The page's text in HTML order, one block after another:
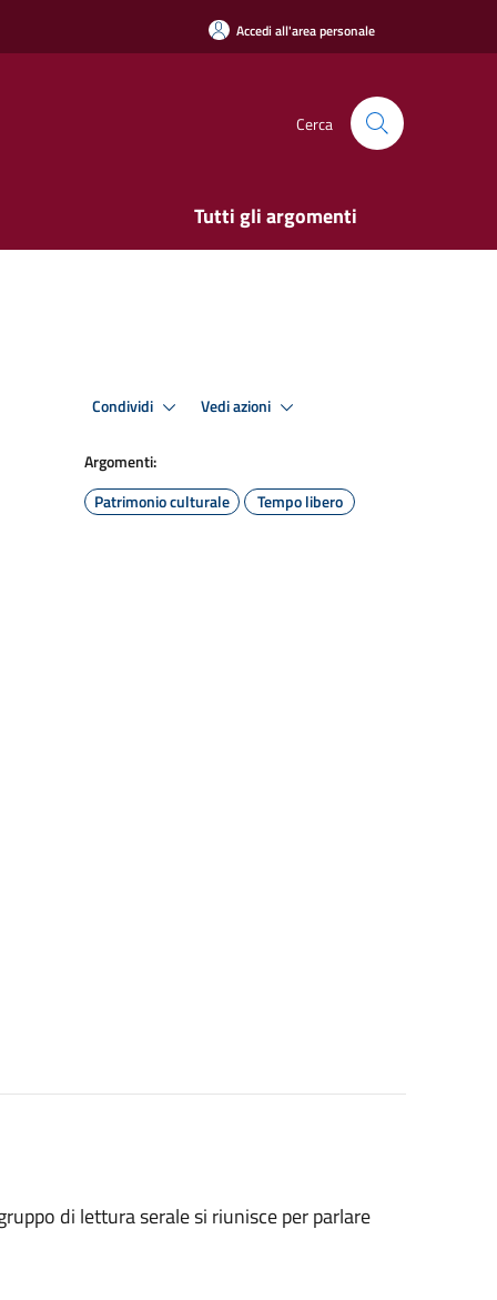
Accedi all'area personale
Cerca
Tutti gli argomenti
Condividi Vedi azioni
Argomenti:
Patrimonio culturale
Tempo libero
di lettura serale si riunisce per parlare